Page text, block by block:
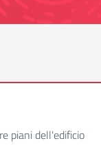
piani dell'edificio